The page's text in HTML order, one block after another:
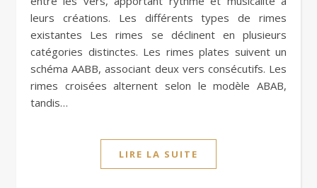
leurs créations. Les différents types de rimes
existantes Les rimes se déclinent en plusieurs
catégories distinctes. Les rimes plates suivent un
schéma AABB, associant deux vers consécutifs. Les
rimes croisées alternent selon le modèle ABAB,
tandis…
LIRE LA SUITE